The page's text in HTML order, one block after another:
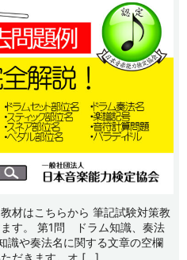
材はこちらから 筆記試験対策教
す。 第1問 ドラム知識、奏法
や奏法名に関する文章の空欄
だきます。オ […]